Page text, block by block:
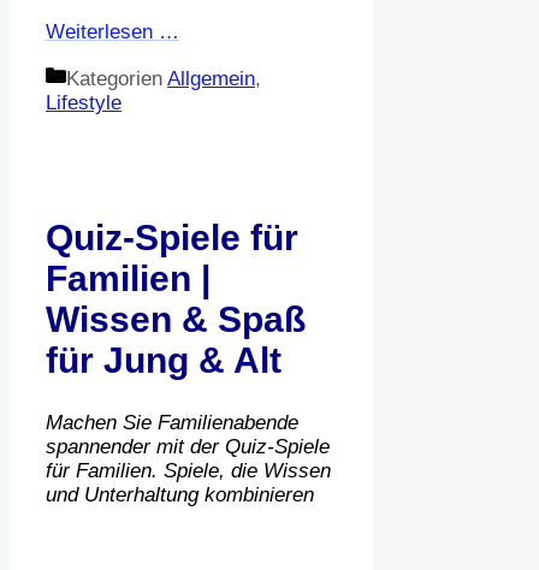
Weiterlesen …
Kategorien Allgemein,
Lifestyle
Quiz-Spiele für
Familien |
Wissen & Spaß
für Jung & Alt
Machen Sie Familienabende
spannender mit der Quiz-Spiele
für Familien. Spiele, die Wissen
und Unterhaltung kombinieren